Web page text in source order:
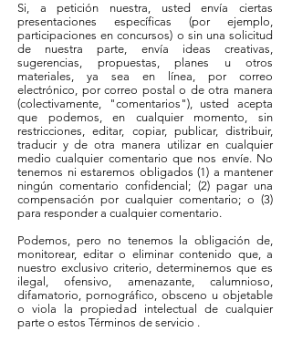
Si, a petición nuestra, usted envía ciertas
presentaciones específicas (por ejemplo,
participaciones en concursos) o sin una solicitud
de nuestra parte, envía ideas creativas,
sugerencias, propuestas, planes u otros
materiales, ya sea en línea, por correo
electrónico, por correo postal o de otra manera
(colectivamente, "comentarios"), usted acepta
que podemos, en cualquier momento, sin
restricciones, editar, copiar, publicar, distribuir,
traducir y de otra manera utilizar en cualquier
medio cualquier comentario que nos envíe. No
tenemos ni estaremos obligados (1) a mantener
ningún comentario confidencial; (2) pagar una
compensación por cualquier comentario; o (3)
para responder a cualquier comentario.
Podemos, pero no tenemos la obligación de,
monitorear, editar o eliminar contenido que, a
nuestro exclusivo criterio, determinemos que es
ilegal, ofensivo, amenazante, calumnioso,
difamatorio, pornográfico, obsceno u objetable
o viola la propiedad intelectual de cualquier
parte o estos Términos de servicio .